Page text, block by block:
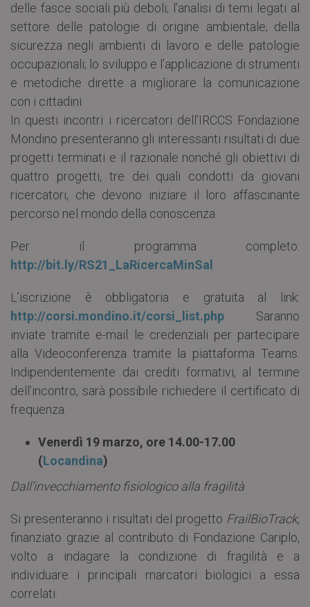
delle fasce sociali più deboli; l’analisi di temi legati al
settore delle patologie di origine ambientale, della
sicurezza negli ambienti di lavoro e delle patologie
occupazionali; lo sviluppo e l’applicazione di strumenti
e metodiche dirette a migliorare la comunicazione
con i cittadini.
In questi incontri i ricercatori dell’IRCCS Fondazione
Mondino presenteranno gli interessanti risultati di due
progetti terminati e il razionale nonché gli obiettivi di
quattro progetti, tre dei quali condotti da giovani
ricercatori, che devono iniziare il loro affascinante
percorso nel mondo della conoscenza.
Per il programma completo:
http://bit.ly/RS21_LaRicercaMinSal
L’iscrizione è obbligatoria e gratuita al link:
http://corsi.mondino.it/corsi_list.php . Saranno
inviate tramite e-mail le credenziali per partecipare
alla Videoconferenza tramite la piattaforma Teams.
Indipendentemente dai crediti formativi, al termine
dell’incontro, sarà possibile richiedere il certificato di
frequenza.
Venerdì 19 marzo, ore 14.00-17.00
(Locandina)
Dall’invecchiamento fisiologico alla fragilità
Si presenteranno i risultati del progetto FrailBioTrack,
finanziato grazie al contributo di Fondazione Cariplo,
volto a indagare la condizione di fragilità e a
individuare i principali marcatori biologici a essa
correlati.